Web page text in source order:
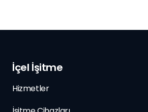
İçel İşitme
Hizmetler